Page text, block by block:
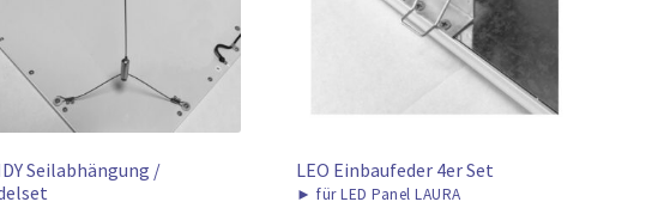
Seilabhängung /
LEO Einbaufeder 4er Set
► für LED Panel LAURA